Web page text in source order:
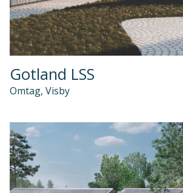
Gotland LSS
Omtag, Visby